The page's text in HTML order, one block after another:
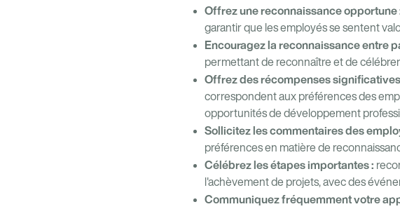
Offrez une reconnaissance opportune
garantir que les employés se sentent
Encouragez la reconnaissance entre
permettant de reconnaître et de
Offrez des récompenses
correspondent aux préférences des
opportunités de développement
Sollicitez les commentaires des
préférences en matière de
Célébrez les étapes importantes :
l'achèvement de projets, avec des
Communiquez fréquemment votre